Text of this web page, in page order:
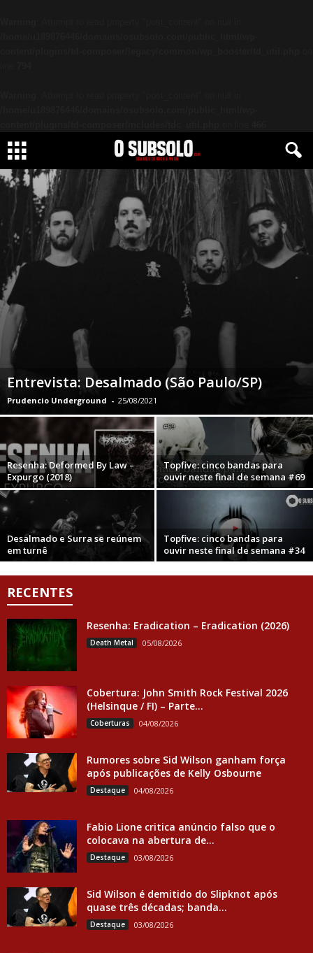
Entrevista: Desalmado (São Paulo/SP)
Prudencio Underground - 25/08/2021
Resenha: Deformed By Law –
Expurgo (2018)
Topfive: cinco bandas para
ouvir neste final de semana #69
Desalmado e Surra se reúnem
em turnê
Topfive: cinco bandas para
ouvir neste final de semana #34
RECENTES
Resenha: Eradication – Eradication (2026)
Death Metal 05/08/2026
Cobertura: John Smith Rock Festival 2026
(Helsinque / FI) – Parte...
Coberturas 04/08/2026
Rumores sobre Sid Wilson ganham força
após publicações de Kelly Osbourne
Destaque 04/08/2026
Fabio Lione critica anúncio falso que o
colocava na abertura de...
Destaque 03/08/2026
Sid Wilson é demitido do Slipknot após
quase três décadas; banda...
Destaque 03/08/2026